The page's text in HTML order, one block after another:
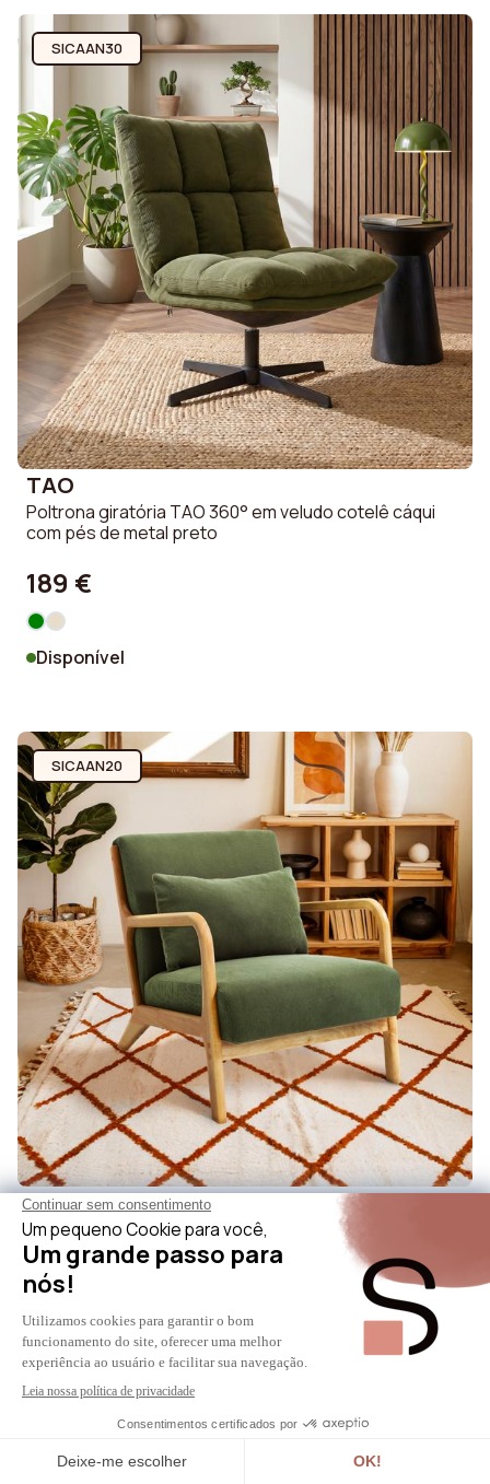
SICAAN30
TAO
Poltrona giratória TAO 360° em veludo cotelê cáqui
com pés de metal preto
189 €
Disponível
SICAAN20
MARIE
Poltrona escandinava vintage MARIE em veludo cotelê
cáqui e madeira
199 €
+ 1 Cor
Disponível